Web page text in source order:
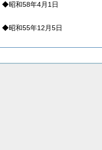
◆昭和58年4月1日
◆昭和55年12月5日